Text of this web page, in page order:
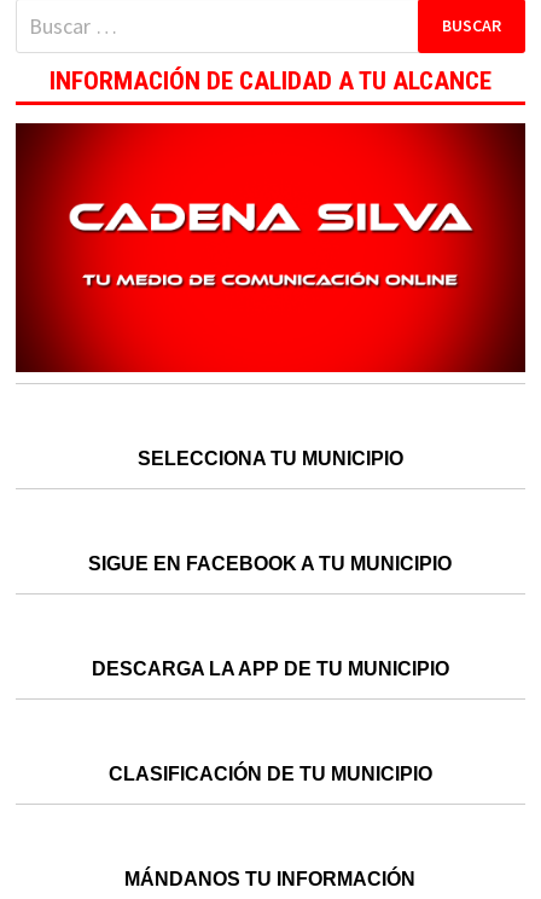
Buscar:
INFORMACIÓN DE CALIDAD A TU ALCANCE
SELECCIONA TU MUNICIPIO
SIGUE EN FACEBOOK A TU MUNICIPIO
DESCARGA LA APP DE TU MUNICIPIO
CLASIFICACIÓN DE TU MUNICIPIO
MÁNDANOS TU INFORMACIÓN